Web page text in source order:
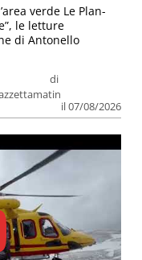
di
il 07/08/2026
verde Le Plan-
le letture
di Antonello